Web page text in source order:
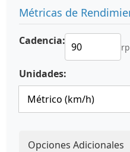
Métricas de
Cadencia:
Unidades:
Opciones Adicionales